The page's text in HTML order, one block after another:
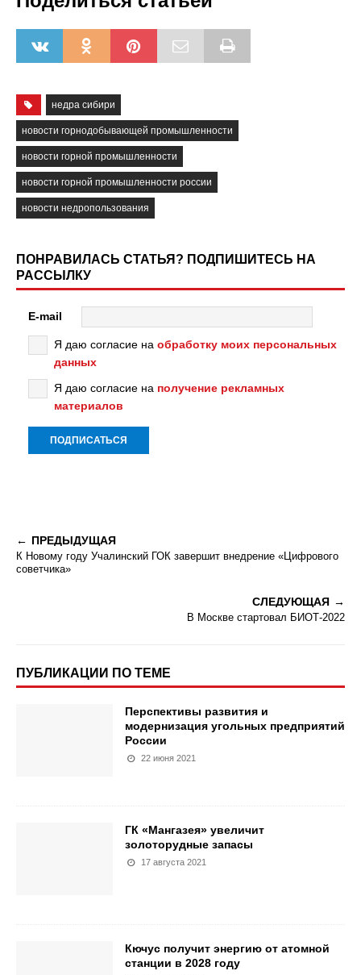
недра сибири
новости горнодобывающей промышленности
новости горной промышленности
новости горной промышленности россии
новости недропользования
ПОНРАВИЛАСЬ СТАТЬЯ? ПОДПИШИТЕСЬ НА
РАССЫЛКУ
E-mail
Я даю согласие на обработку моих персональных
данных
Я даю согласие на получение рекламных
материалов
ПРЕДЫДУЩАЯ
К Новому году Учалинский ГОК завершит внедрение «Цифрового
советчика»
СЛЕДУЮЩАЯ
В Москве стартовал БИОТ-2022
ПУБЛИКАЦИИ ПО ТЕМЕ
Перспективы развития и
модернизация угольных предприятий
России
22 июня 2021
ГК «Мангазея» увеличит
золоторудные запасы
17 августа 2021
Кючус получит энергию от атомной
станции в 2028 году